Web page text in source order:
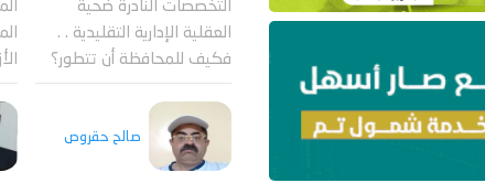
التخصصات النادرة ضحية
العقلية الإدارية التقليدية . .
فكيف للمحافظة أن تتطور؟
صالح حقروص